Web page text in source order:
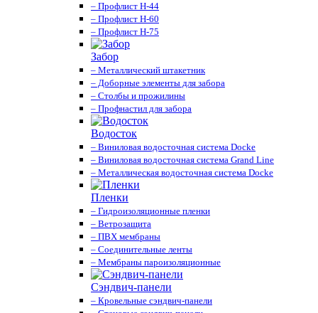
– Профлист Н-44
– Профлист Н-60
– Профлист Н-75
Забор
– Металлический штакетник
– Доборные элементы для забора
– Столбы и прожилины
– Профнастил для забора
Водосток
– Виниловая водосточная система Docke
– Виниловая водосточная система Grand Line
– Металлическая водосточная система Docke
Пленки
– Гидроизоляционные пленки
– Ветрозащита
– ПВХ мембраны
– Соединительные ленты
– Мембраны пароизоляционные
Сэндвич-панели
– Кровельные сэндвич-панели